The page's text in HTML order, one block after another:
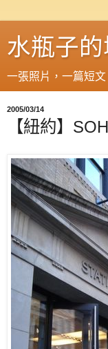
水瓶子
一張照片，一篇短文
2005/03/14
【紐約】